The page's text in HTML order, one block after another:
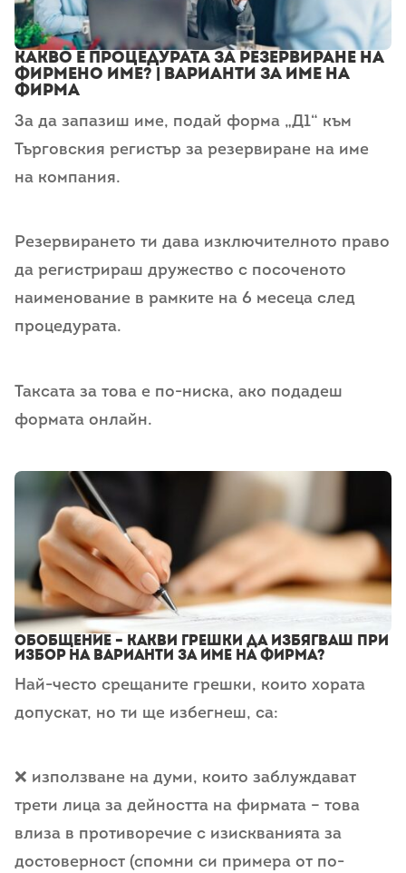
Какво е процедурата за резервиране на
фирмено име? | Варианти за име на
фирма
За да запазиш име, подай форма „Д1“ към
Търговския регистър за резервиране на име
на компания.
Резервирането ти дава изключителното право
да регистрираш дружество с посоченото
наименование в рамките на 6 месеца след
процедурата.
Таксата за това е по-ниска, ако подадеш
формата онлайн.
Обобщение – какви грешки да избягваш при
избор на варианти за име на фирма?
Най-често срещаните грешки, които хората
допускат, но ти ще избегнеш, са:
❌ използване на думи, които заблуждават
трети лица за дейността на фирмата – това
влиза в противоречие с изискванията за
достоверност (спомни си примера от по-